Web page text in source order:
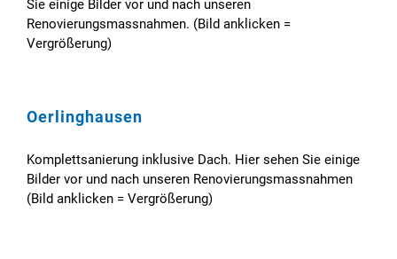
Sie einige Bilder vor und nach unseren
Renovierungsmassnahmen. (Bild anklicken =
Vergrößerung)
Oerlinghausen
Komplettsanierung inklusive Dach. Hier sehen Sie einige
Bilder vor und nach unseren Renovierungsmassnahmen
(Bild anklicken = Vergrößerung)